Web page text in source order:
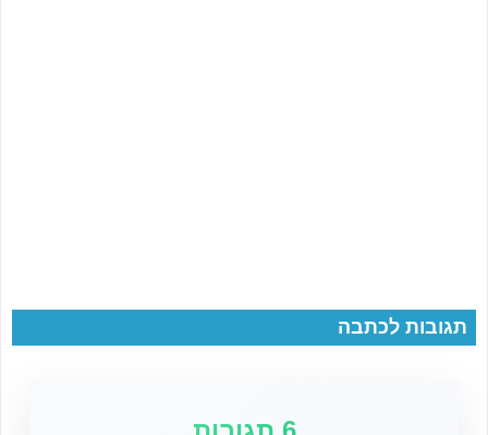
תגובות לכתבה